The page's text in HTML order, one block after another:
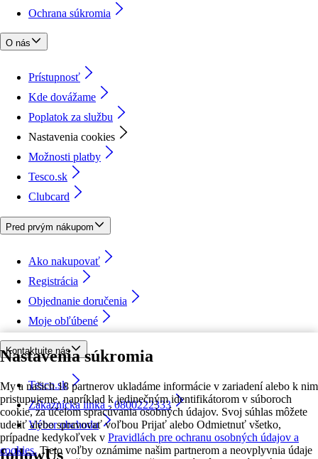
Nastavenia súkromia
My a našich 18 partnerov ukladáme informácie v zariadení alebo k nim
pristupujeme, napríklad k jedinečným identifikátorom v súboroch
cookie, za účelom spracúvania osobných údajov. Svoj súhlas môžete
udeliť alebo spravovať voľbou Prijať alebo Odmietnuť všetko,
prípadne kedykoľvek v Pravidlách pre ochranu osobných údajov a
cookies. Tieto voľby oznámime našim partnerom a neovplyvnia údaje
Ochrana súkromia
O nás
Prístupnosť
Kde dovážame
Poplatok za službu
Nastavenia cookies
Možnosti platby
Tesco.sk
Clubcard
Pred prvým nákupom
Ako nakupovať
Registrácia
Objednanie doručenia
Moje obľúbené
Kontaktujte nás
Tesco.sk
Zákaznícka linka - 0800222333
Výber obchodu
followUs